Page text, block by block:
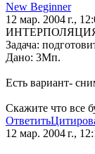
New Beginner
12 мар. 2004 г.,
ИНТЕРПОЛЯЦИЯ в
Задача:
Дано: 3Мп.
Есть вариант-
Скажите что все
Ответить
12 мар. 2004 г.,